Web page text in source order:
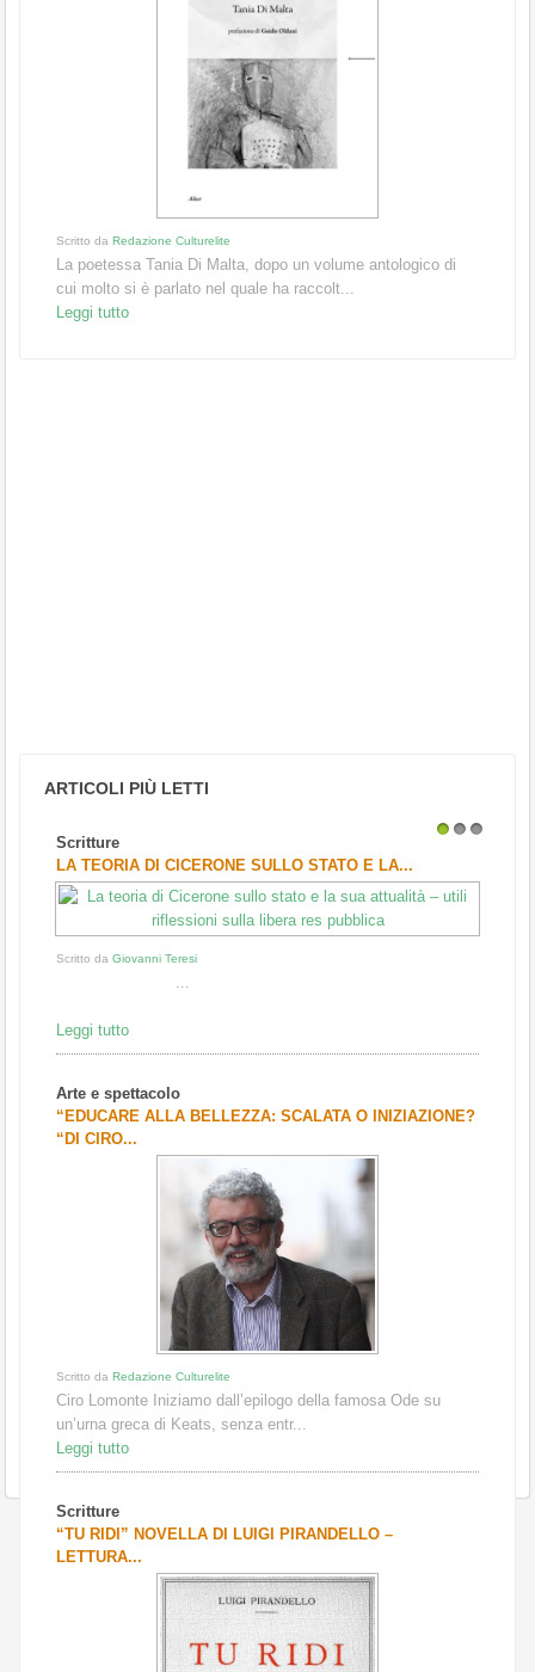
Scritto da Redazione Culturelite
La poetessa Tania Di Malta, dopo un volume antologico di
cui molto si è parlato nel quale ha raccolt...
Leggi tutto
ARTICOLI PIÙ LETTI
Scritture
LA TEORIA DI CICERONE SULLO STATO E LA...
Scritto da Giovanni Teresi
...
Leggi tutto
Arte e spettacolo
“EDUCARE ALLA BELLEZZA: SCALATA O INIZIAZIONE?
“DI CIRO...
Scritto da Redazione Culturelite
Ciro Lomonte Iniziamo dall’epilogo della famosa Ode su
un’urna greca di Keats, senza entr...
Leggi tutto
Scritture
“TU RIDI” NOVELLA DI LUIGI PIRANDELLO –
LETTURA...